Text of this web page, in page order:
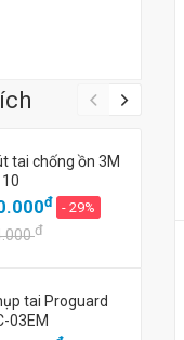
tai chống ồn 3M
đ - 29%
đ
tai Proguard
03EM